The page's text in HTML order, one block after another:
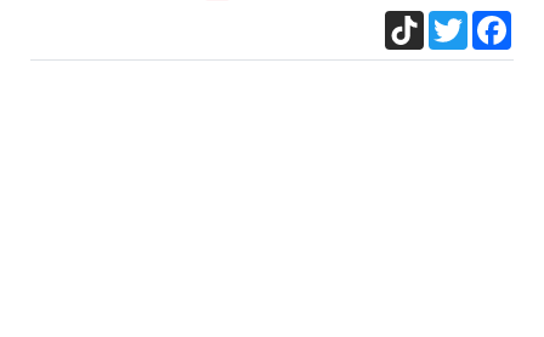
TikTokTwitter